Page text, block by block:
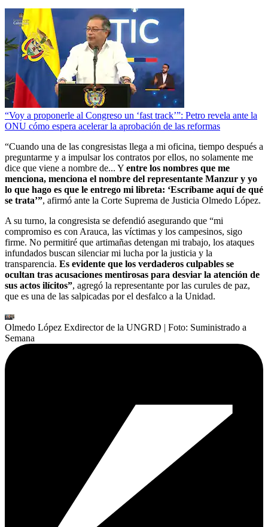
“Voy a proponerle al Congreso un ‘fast track’”: Petro revela ante la
ONU cómo espera acelerar la aprobación de las reformas
“Cuando una de las congresistas llega a mi oficina, tiempo después a
preguntarme y a impulsar los contratos por ellos, no solamente me
dice que viene a nombre de... Y entre los nombres que me
menciona, menciona el nombre del representante Manzur y yo
lo que hago es que le entrego mi libreta: ‘Escríbame aquí de qué
se trata’”, afirmó ante la Corte Suprema de Justicia Olmedo López.
A su turno, la congresista se defendió asegurando que “mi
compromiso es con Arauca, las víctimas y los campesinos, sigo
firme. No permitiré que artimañas detengan mi trabajo, los ataques
infundados buscan silenciar mi lucha por la justicia y la
transparencia. Es evidente que los verdaderos culpables se
ocultan tras acusaciones mentirosas para desviar la atención de
sus actos ilícitos”, agregó la representante por las curules de paz,
que es una de las salpicadas por el desfalco a la Unidad.
Olmedo López Exdirector de la UNGRD | Foto: Suministrado a
Semana